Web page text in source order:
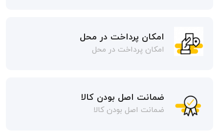
امکان پرداخت در محل
امکان پرداخت در محل
ضمانت اصل بودن کالا
ضمانت اصل بودن کالا